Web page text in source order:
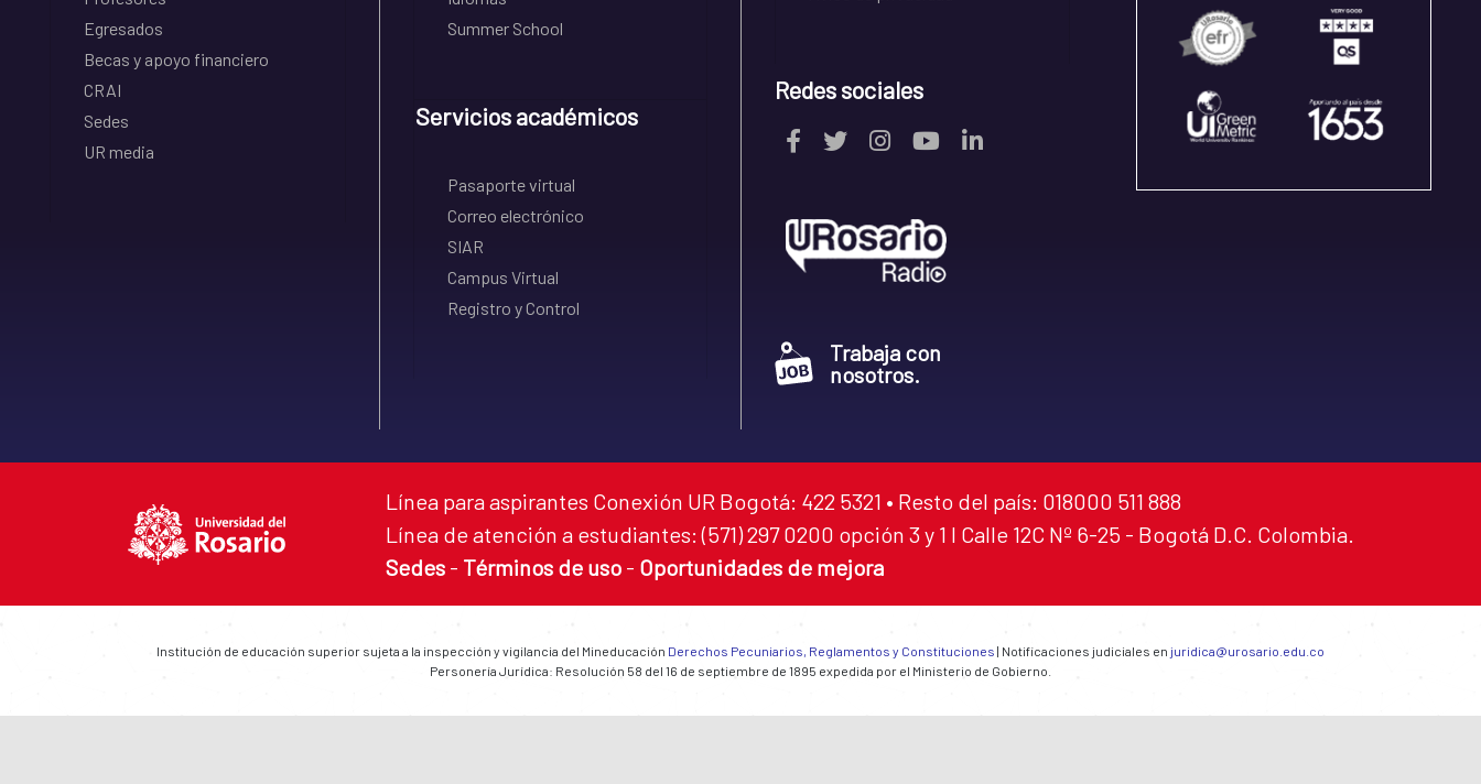
Egresados
Becas y apoyo financiero
CRAI
Sedes
UR media
Summer School
Servicios académicos
Pasaporte virtual
Correo electrónico
SIAR
Campus Virtual
Registro y Control
Redes sociales
Trabaja con
nosotros.
Línea para aspirantes Conexión UR Bogotá: 422 5321 • Resto del país: 018000 511 888
Línea de atención a estudiantes: (571) 297 0200 opción 3 y 1 I Calle 12C Nº 6-25 - Bogotá D.C. Colombia.
Sedes - Términos de uso - Oportunidades de mejora
Institución de educación superior sujeta a la inspección y vigilancia del Mineducación Derechos Pecuniarios, Reglamentos y Constituciones | Notificaciones judiciales en juridica@urosario.edu.co
Personería Jurídica: Resolución 58 del 16 de septiembre de 1895 expedida por el Ministerio de Gobierno.